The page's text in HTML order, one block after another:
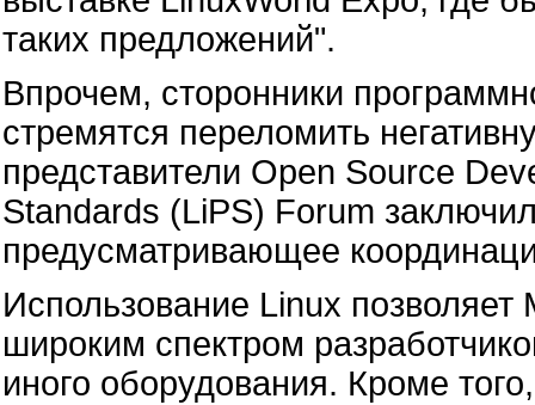
таких предложений".
Впрочем, сторонники
стремятся переломить
представители Open Source
Standards (LiPS) Forum
предусматривающее
Использование Linux
широким спектром
иного оборудования. Кроме